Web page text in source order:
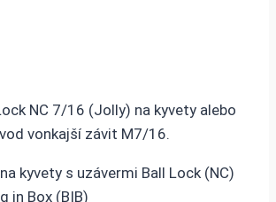
NC 7/16 (Jolly) na kyvety alebo
vonkajší závit M7/16.
kyvety s uzávermi Ball Lock (NC)
in Box (BIB)